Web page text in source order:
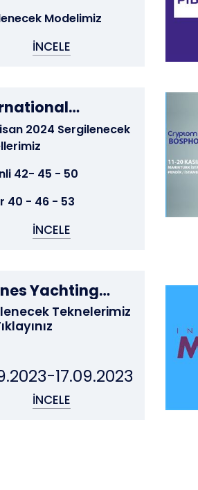
Modelimiz
İNCELE
Boat Show
2024 Sergilenecek
42- 45 - 50
40 - 46 - 53
İNCELE
Yachting
Teknelerimiz
17.09.2023
İNCELE